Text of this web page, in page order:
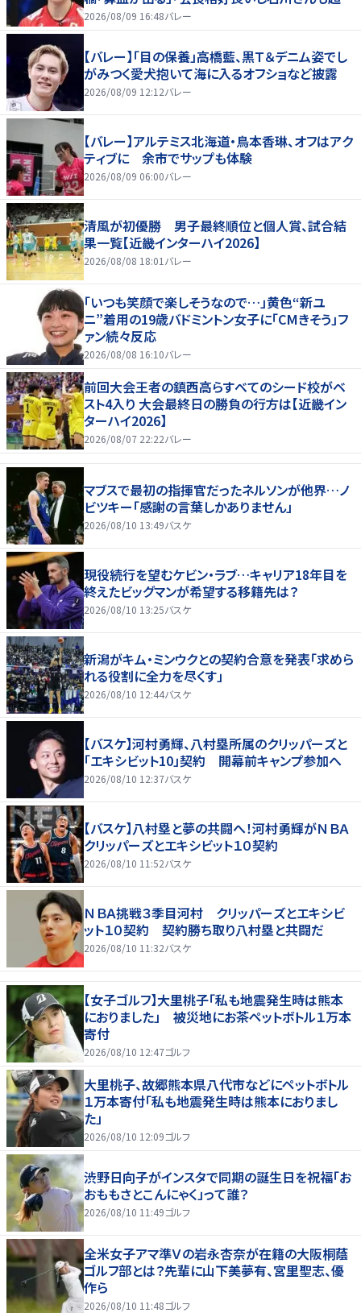
好いい」
2026/08/09 16:48バレー
【バレー】「目の保養」高橋藍、黒Ｔ＆デニム姿でし
がみつく愛犬抱いて海に入るオフショなど披露
2026/08/09 12:12バレー
【バレー】アルテミス北海道・鳥本香琳、オフはアク
ティブに 余市でサップも体験
2026/08/09 06:00バレー
清風が初優勝 男子最終順位と個人賞、試合結
果一覧【近畿インターハイ2026】
2026/08/08 18:01 バレー
「いつも笑顔で楽しそうなので…」黄色“新ユ
ニ”着用の19歳バドミントン女子に「CMきそう」フ
ァン続々反応
2026/08/08 16:10バレー
前回大会王者の鎮西高らすべてのシード校がベ
スト4入り 大会最終日の勝負の行方は【近畿イン
ターハイ2026】
2026/08/07 22:22バレー
マブスで最初の指揮官だったネルソンが他界…ノ
ビツキー「感謝の言葉しかありません」
2026/08/10 13:49バスケ
現役続行を望むケビン・ラブ…キャリア18年目を
終えたビッグマンが希望する移籍先は？
2026/08/10 13:25バスケ
新潟がキム・ミンウクとの契約合意を発表「求めら
れる役割に全力を尽くす」
2026/08/10 12:44バスケ
【バスケ】河村勇輝、八村塁所属のクリッパーズと
「エキシビット10」契約 開幕前キャンプ参加へ
2026/08/10 12:37バスケ
【バスケ】八村塁と夢の共闘へ！河村勇輝がＮＢＡ
クリッパーズとエキシビット１０契約
2026/08/10 11:52バスケ
ＮＢＡ挑戦３季目河村 クリッパーズとエキシビ
ット１０契約 契約勝ち取り八村塁と共闘だ
2026/08/10 11:32バスケ
【女子ゴルフ】大里桃子「私も地震発生時は熊本
におりました」 被災地にお茶ペットボトル１万本
寄付
2026/08/10 12:47ゴルフ
大里桃子、故郷熊本県八代市などにペットボトル
１万本寄付「私も地震発生時は熊本におりまし
た」
2026/08/10 12:09ゴルフ
渋野日向子がインスタで同期の誕生日を祝福「お
おももさとこんにゃく」って誰？
2026/08/10 11:49ゴルフ
全米女子アマ準Ｖの岩永杏奈が在籍の大阪桐蔭
ゴルフ部とは？先輩に山下美夢有、宮里聖志、優
作ら
2026/08/10 11:48ゴルフ